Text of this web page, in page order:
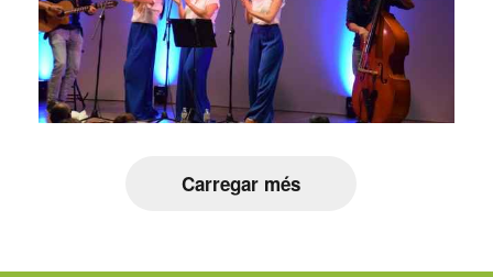
Carregar més